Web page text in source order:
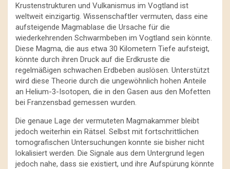
Krustenstrukturen und Vulkanismus im Vogtland ist
weltweit einzigartig. Wissenschaftler vermuten, dass eine
aufsteigende Magmablase die Ursache für die
wiederkehrenden Schwarmbeben im Vogtland sein könnte.
Diese Magma, die aus etwa 30 Kilometern Tiefe aufsteigt,
könnte durch ihren Druck auf die Erdkruste die
regelmäßigen schwachen Erdbeben auslösen. Unterstützt
wird diese Theorie durch die ungewöhnlich hohen Anteile
an Helium-3-Isotopen, die in den Gasen aus den Mofetten
bei Franzensbad gemessen wurden.
Die genaue Lage der vermuteten Magmakammer bleibt
jedoch weiterhin ein Rätsel. Selbst mit fortschrittlichen
tomografischen Untersuchungen konnte sie bisher nicht
lokalisiert werden. Die Signale aus dem Untergrund legen
jedoch nahe, dass sie existiert, und ihre Aufspürung könnte